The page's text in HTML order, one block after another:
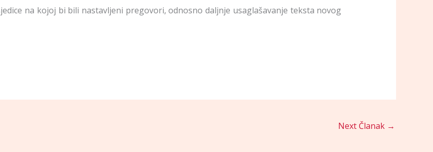
na kojoj bi bili nastavljeni pregovori, odnosno daljnje usaglašavanje teksta novog
Next Članak →